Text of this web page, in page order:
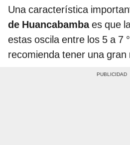
Una característica
de Huancabambaes que
estas oscila entre los 5 a 7
recomienda tener una